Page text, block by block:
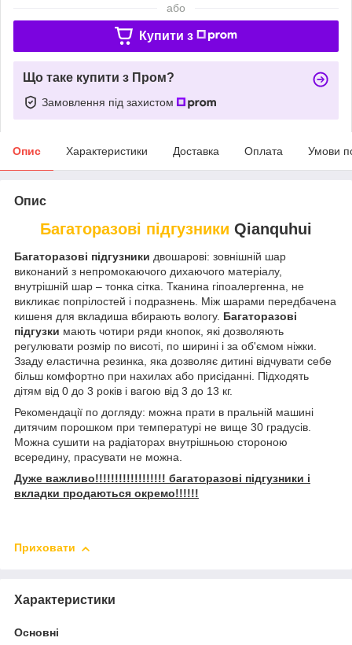
або
Купити з
Що таке купити з Пром?
Замовлення під захистом
Опис Характеристики Доставка Оплата Умови
Опис
Багаторазові підгузники Qianquhui
Багаторазові підгузники двошарові: зовнішній шар
виконаний з непромокаючого дихаючого матеріалу,
внутрішній шар – тонка сітка. Тканина гіпоалергенна, не
викликає попрілостей і подразнень. Між шарами передбачена
кишеня для вкладиша вбирають вологу. Багаторазові
підгузки мають чотири ряди кнопок, які дозволяють
регулювати розмір по висоті, по ширині і за об'ємом ніжки.
Ззаду еластична резинка, яка дозволяє дитині відчувати себе
більш комфортно при нахилах або присіданні. Підходять
дітям від 0 до 3 років і вагою від 3 до 13 кг.
Рекомендації по догляду: можна прати в пральній машині
дитячим порошком при температурі не вище 30 градусів.
Можна сушити на радіаторах внутрішньою стороною
всередину, прасувати не можна.
Дуже важливо!!!!!!!!!!!!!!!!!! багаторазові підгузники і
вкладки продаються окремо!!!!!!
Приховати
Характеристики
Основні